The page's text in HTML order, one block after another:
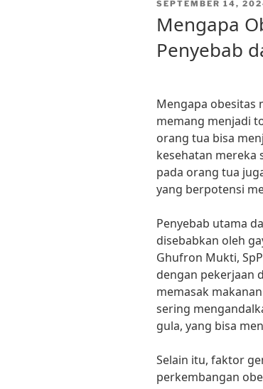
POSTED
SEPTEMBER 14,
Mengapa
Penyebab
Mengapa obesitas
memang menjadi
orang tua bisa
kesehatan mereka
pada orang tua
yang berpotensi
Penyebab utama
disebabkan oleh
Ghufron Mukti,
dengan pekerjaan
memasak
sering
gula, yang bisa
Selain itu, faktor
perkembangan